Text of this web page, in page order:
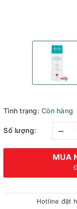
Tình trạng: Còn hàng
Số lượng: –
MUA
Hotline đặt